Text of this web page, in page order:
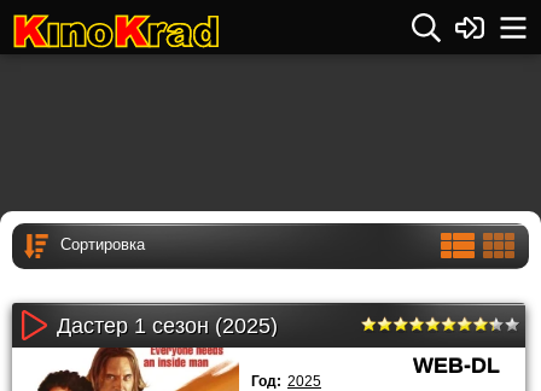
Дастер 1 сезон (2025)
WEB-DL
Год: 2025